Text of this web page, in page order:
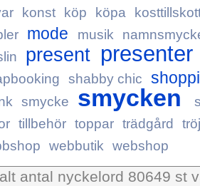
konst köp köpa
mode musik
present presenter
shabby chic
smycke smycken
tillbehör toppar trädgård
webbutik webshop
antal nyckelord 80649 st